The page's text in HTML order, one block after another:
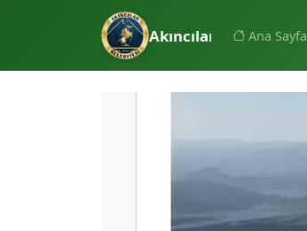
Akıncılar Belediyesi
Ana Sayfa